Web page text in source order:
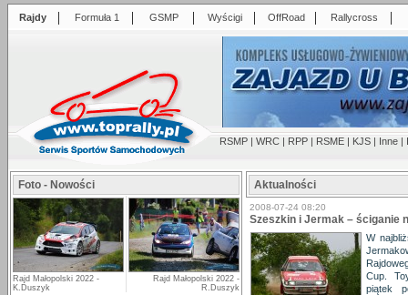
Rajdy | Formuła 1 | GSMP | Wyścigi | OffRoad | Rallycross |
RSMP | WRC | RPP | RSME | KJS | Inne |
Foto - Nowości
Rajd Małopolski 2022 -
K.Duszyk
Rajd Małopolski 2022 -
R.Duszyk
Aktualności
2008-07-24 08:20
Szeszkin i Jermak – ściganie
W
Cup.
piątek